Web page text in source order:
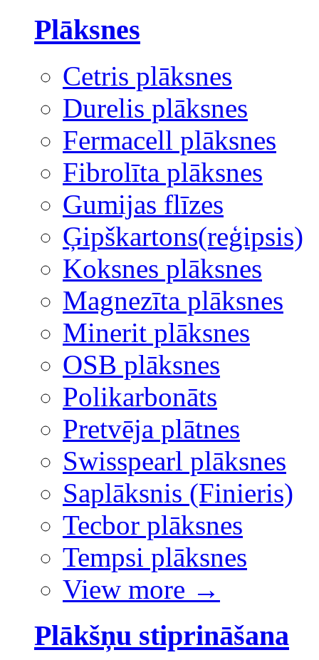
Plāksnes
Cetris plāksnes
Durelis plāksnes
Fermacell plāksnes
Fibrolīta plāksnes
Gumijas flīzes
Ģipškartons(reģipsis)
Koksnes plāksnes
Magnezīta plāksnes
Minerit plāksnes
OSB plāksnes
Polikarbonāts
Pretvēja plātnes
Swisspearl plāksnes
Saplāksnis (Finieris)
Tecbor plāksnes
Tempsi plāksnes
View more →
Plākšņu stiprināšana